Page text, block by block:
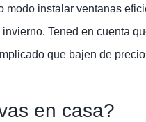
instalar ventanas
Tened en cuenta
que bajen de
en casa?